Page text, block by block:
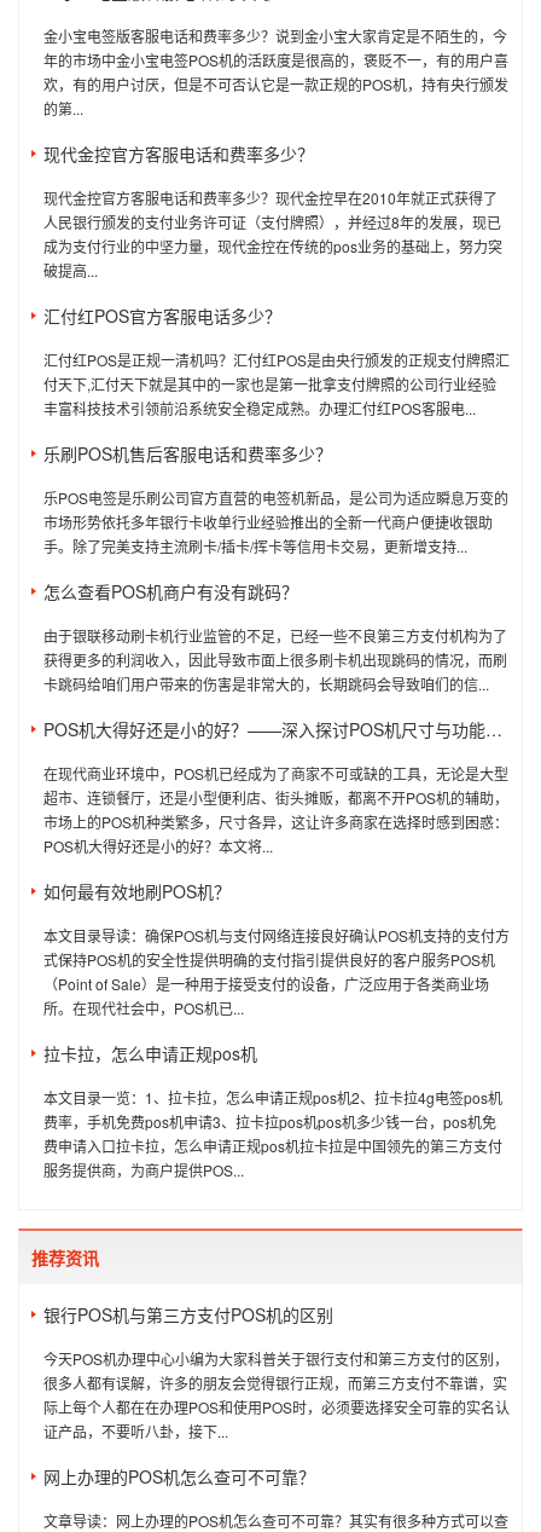
金小宝电签版客服电话和费率多少？说到金小宝大家肯定是不陌生的，今
年的市场中金小宝电签POS机的活跃度是很高的，褒贬不一，有的用户喜
欢，有的用户讨厌，但是不可否认它是一款正规的POS机，持有央行颁发
的第...
现代金控官方客服电话和费率多少？
现代金控官方客服电话和费率多少？现代金控早在2010年就正式获得了
人民银行颁发的支付业务许可证（支付牌照），并经过8年的发展，现已
成为支付行业的中坚力量，现代金控在传统的pos业务的基础上，努力突
破提高...
汇付红POS官方客服电话多少？
汇付红POS是正规一清机吗？汇付红POS是由央行颁发的正规支付牌照汇
付天下,汇付天下就是其中的一家也是第一批拿支付牌照的公司行业经验
丰富科技技术引领前沿系统安全稳定成熟。办理汇付红POS客服电...
乐刷POS机售后客服电话和费率多少？
乐POS电签是乐刷公司官方直营的电签机新品，是公司为适应瞬息万变的
市场形势依托多年银行卡收单行业经验推出的全新一代商户便捷收银助
手。除了完美支持主流刷卡/插卡/挥卡等信用卡交易，更新增支持...
怎么查看POS机商户有没有跳码？
由于银联移动刷卡机行业监管的不足，已经一些不良第三方支付机构为了
获得更多的利润收入，因此导致市面上很多刷卡机出现跳码的情况，而刷
卡跳码给咱们用户带来的伤害是非常大的，长期跳码会导致咱们的信...
POS机大得好还是小的好？——深入探讨POS机尺寸与功能的关系
在现代商业环境中，POS机已经成为了商家不可或缺的工具，无论是大型
超市、连锁餐厅，还是小型便利店、街头摊贩，都离不开POS机的辅助，
市场上的POS机种类繁多，尺寸各异，这让许多商家在选择时感到困惑：
POS机大得好还是小的好？本文将...
如何最有效地刷POS机？
本文目录导读：确保POS机与支付网络连接良好确认POS机支持的支付方
式保持POS机的安全性提供明确的支付指引提供良好的客户服务POS机
（Point of Sale）是一种用于接受支付的设备，广泛应用于各类商业场
所。在现代社会中，POS机已...
拉卡拉，怎么申请正规pos机
本文目录一览：1、拉卡拉，怎么申请正规pos机2、拉卡拉4g电签pos机
费率，手机免费pos机申请3、拉卡拉pos机pos机多少钱一台，pos机免
费申请入口拉卡拉，怎么申请正规pos机拉卡拉是中国领先的第三方支付
服务提供商，为商户提供POS...
推荐资讯
银行POS机与第三方支付POS机的区别
今天POS机办理中心小编为大家科普关于银行支付和第三方支付的区别，
很多人都有误解，许多的朋友会觉得银行正规，而第三方支付不靠谱，实
际上每个人都在在办理POS和使用POS时，必须要选择安全可靠的实名认
证产品，不要听八卦，接下...
网上办理的POS机怎么查可不可靠？
文章导读：网上办理的POS机怎么查可不可靠？其实有很多种方式可以查